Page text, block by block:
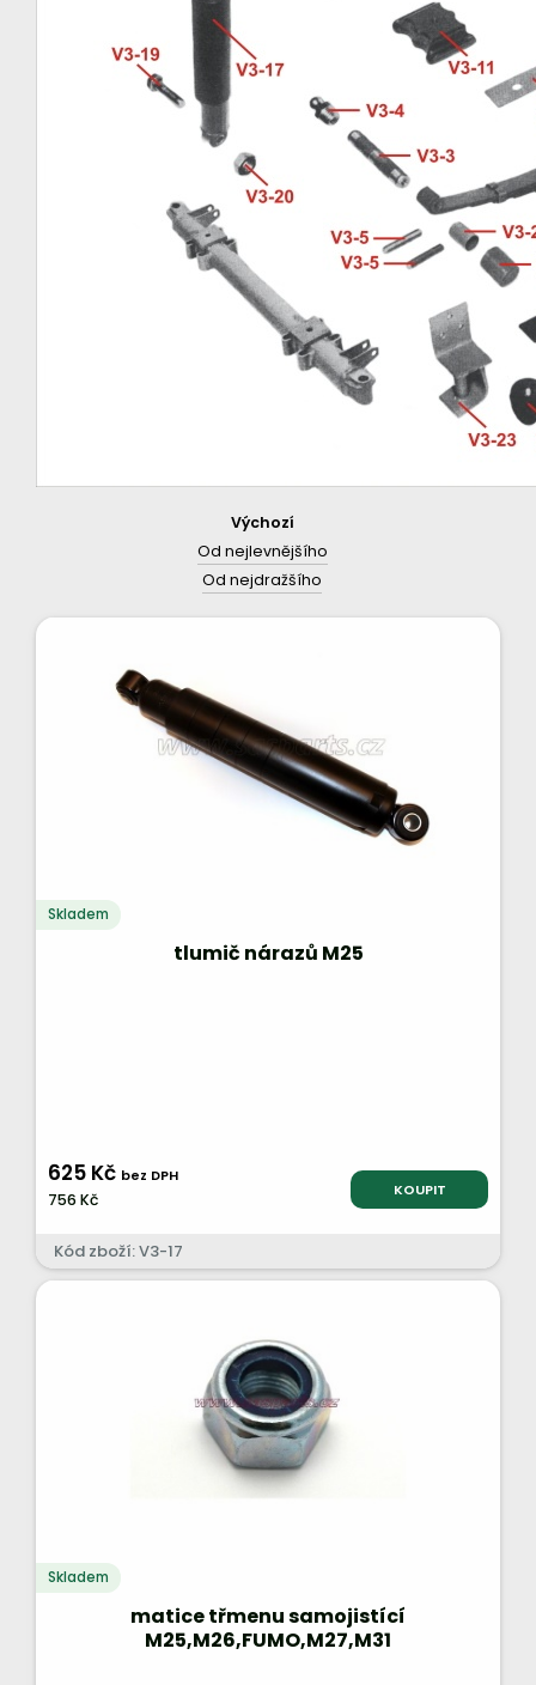
Výchozí
Od nejlevnějšího
Od nejdražšího
Skladem
tlumič nárazů M25
625 Kč bez DPH
756 Kč KOUPIT
Kód zboží: V3-17
Skladem
matice třmenu samojistící
M25,M26,FUMO,M27,M31